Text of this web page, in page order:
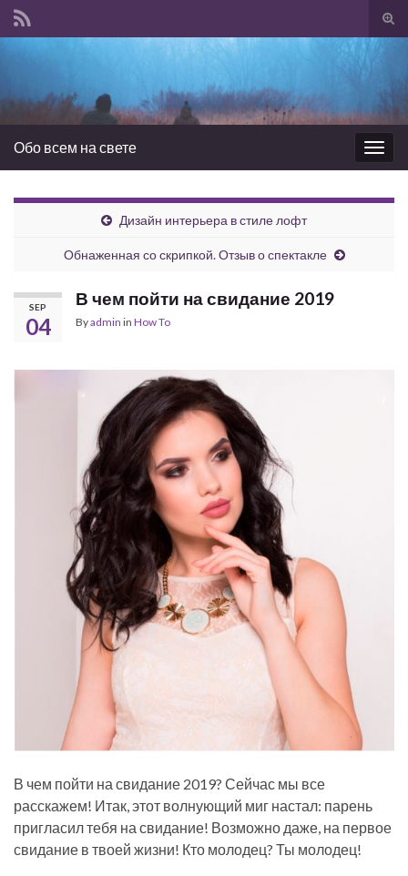
Обо всем на свете
Дизайн интерьера в стиле лофт
Обнаженная со скрипкой. Отзыв о спектакле
SEP
04
В чем пойти на свидание 2019
Byadmin in How To
В чем пойти на свидание 2019? Сейчас мы все
расскажем! Итак, этот волнующий миг настал: парень
пригласил тебя на свидание! Возможно даже, на первое
свидание в твоей жизни! Кто молодец? Ты молодец!